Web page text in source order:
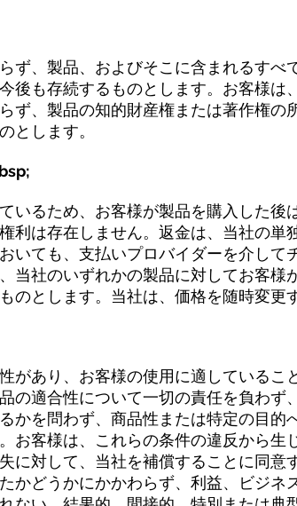
ず、製品、およびそこに含まれるすべ
後も存続するものとします。お客様は
ず、製品の知的財産権または著作権の
とします。
いるため、お客様が製品を購入した後
利は存在しません。返金は、当社の単
いても、支払いプロバイダーを介して
当社のいずれかの製品に対してお客様
のとします。当社は、価格を随時変更
があり、お客様の使用に適しているこ
の適合性について一切の責任を負わず
かを問わず、商品性または特定の目的
お客様は、これらの条件の違反から生
に対して、当社を補償することに同意
かどうかにかかわらず、利益、ビジネ